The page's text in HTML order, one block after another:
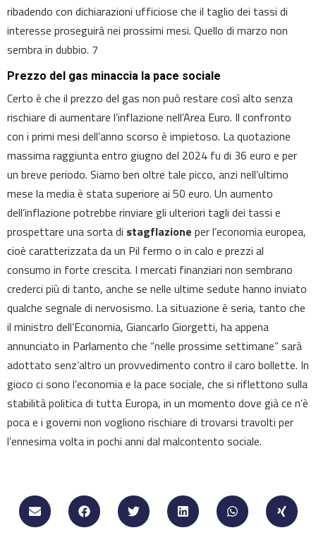
ribadendo con dichiarazioni ufficiose che il taglio dei tassi di
interesse proseguirà nei prossimi mesi. Quello di marzo non
sembra in dubbio. 7
Prezzo del gas minaccia la pace sociale
Certo è che il prezzo del gas non può restare così alto senza
rischiare di aumentare l’inflazione nell’Area Euro. Il confronto
con i primi mesi dell’anno scorso è impietoso. La quotazione
massima raggiunta entro giugno del 2024 fu di 36 euro e per
un breve periodo. Siamo ben oltre tale picco, anzi nell’ultimo
mese la media è stata superiore ai 50 euro. Un aumento
dell’inflazione potrebbe rinviare gli ulteriori tagli dei tassi e
prospettare una sorta di stagflazione per l’economia europea,
cioè caratterizzata da un Pil fermo o in calo e prezzi al
consumo in forte crescita. I mercati finanziari non sembrano
crederci più di tanto, anche se nelle ultime sedute hanno inviato
qualche segnale di nervosismo. La situazione è seria, tanto che
il ministro dell’Economia, Giancarlo Giorgetti, ha appena
annunciato in Parlamento che “nelle prossime settimane” sarà
adottato senz’altro un provvedimento contro il caro bollette. In
gioco ci sono l’economia e la pace sociale, che si riflettono sulla
stabilità politica di tutta Europa, in un momento dove già ce n’è
poca e i governi non vogliono rischiare di trovarsi travolti per
l’ennesima volta in pochi anni dal malcontento sociale.